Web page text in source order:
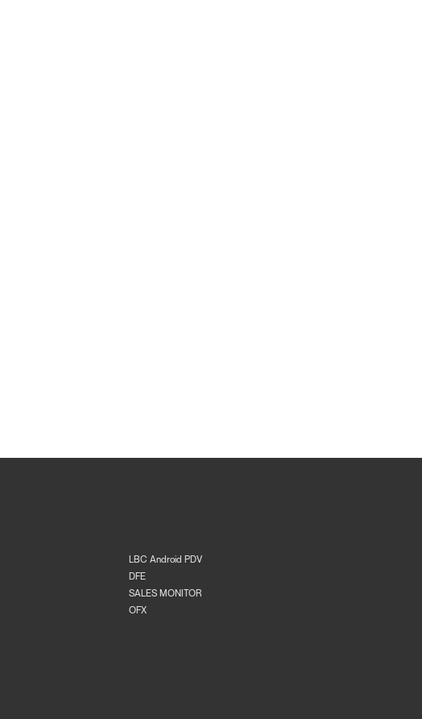
LBC Android PDV
DFE
SALES MONITOR
OFX